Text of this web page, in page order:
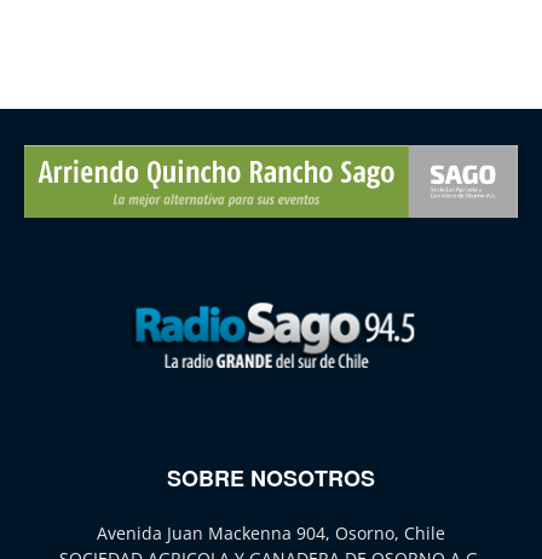
SOBRE NOSOTROS
Avenida Juan Mackenna 904, Osorno, Chile